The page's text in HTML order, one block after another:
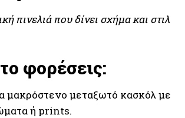
πινελιά που δίνει σχήμα και στιλ
φορέσεις:
μακρόστενο μεταξωτό κασκόλ με
ή prints.